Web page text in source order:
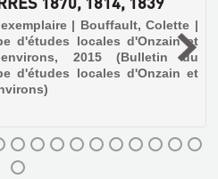
| Bouffault, Colette |
d'études locales d'Onzain et
2015 (Bulletin du
d'études locales d'Onzain et